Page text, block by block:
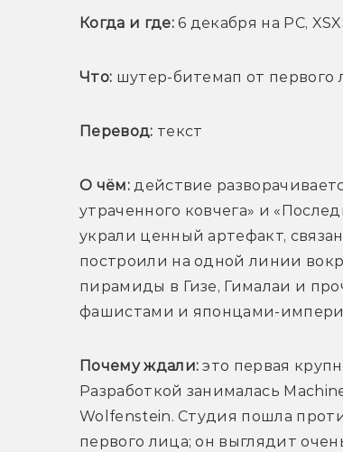
Когда и где: 6 декабря на PC,
Что: шутер-битемап от первого
Перевод: текст
О чём: действие
утраченного ковчега» и
украли ценный артефакт,
построили на одной линии
пирамиды в Гизе, Гималаи и
фашистами и японцами-
Почему ждали: это первая
Разработкой занималась
Wolfenstein. Студия пошла
первого лица; он выглядит